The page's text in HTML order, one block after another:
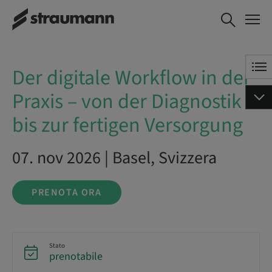
Der digitale Workflow in der
Praxis – von der Diagnostik
PRENOTA ORA
Der digitale Workflow in der
Praxis – von der Diagnostik
bis zur fertigen Versorgung
07. nov 2026 | Basel, Svizzera
PRENOTA ORA
Stato
prenotabile